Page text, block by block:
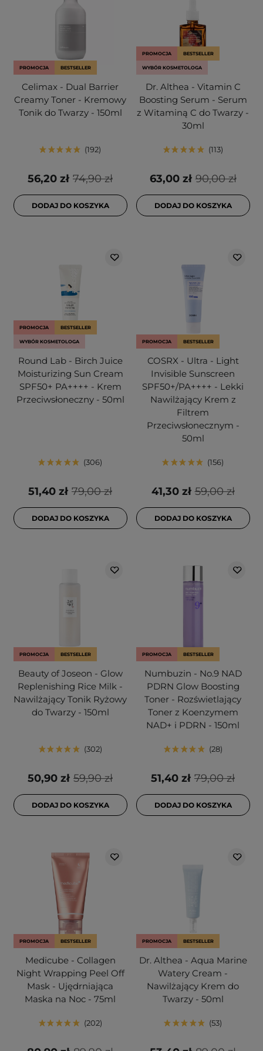
PROMOCJA BESTSELLER
Celimax - Dual Barrier
Creamy Toner - Kremowy
Tonik do Twarzy - 150ml
192
74,90 zł
56,20 zł
DODAJ DO KOSZYKA
PROMOCJA BESTSELLER
WYBÓR KOSMETOLOGA
Dr. Althea - Vitamin C
Boosting Serum - Serum
z Witaminą C do Twarzy -
30ml
113
90,00 zł
63,00 zł
DODAJ DO KOSZYKA
PROMOCJA BESTSELLER
WYBÓR KOSMETOLOGA
Round Lab - Birch Juice
Moisturizing Sun Cream
SPF50+ PA++++ - Krem
Przeciwsłoneczny - 50ml
306
79,00 zł
51,40 zł
DODAJ DO KOSZYKA
PROMOCJA BESTSELLER
COSRX - Ultra - Light
Invisible Sunscreen
SPF50+/PA++++ - Lekki
Nawilżający Krem z
Filtrem
Przeciwsłonecznym -
50ml
156
59,00 zł
41,30 zł
DODAJ DO KOSZYKA
PROMOCJA BESTSELLER
Beauty of Joseon - Glow
Replenishing Rice Milk -
Nawilżający Tonik Ryżowy
do Twarzy - 150ml
302
59,90 zł
50,90 zł
DODAJ DO KOSZYKA
PROMOCJA BESTSELLER
Numbuzin - No.9 NAD
PDRN Glow Boosting
Toner - Rozświetlający
Toner z Koenzymem
NAD+ i PDRN - 150ml
28
79,00 zł
51,40 zł
DODAJ DO KOSZYKA
PROMOCJA BESTSELLER
Medicube - Collagen
Night Wrapping Peel Off
Mask - Ujędrniająca
Maska na Noc - 75ml
202
PROMOCJA BESTSELLER
Dr. Althea - Aqua Marine
Watery Cream -
Nawilżający Krem do
Twarzy - 50ml
53